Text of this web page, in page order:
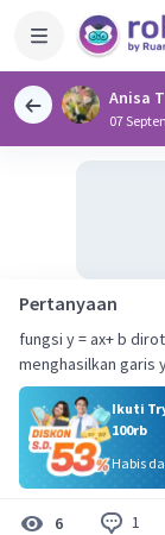
Anisa T
07
Pertanyaan
fungsi y = ax+ b
menghasilkan garis
Ikuti
100rb
Habis
6 1